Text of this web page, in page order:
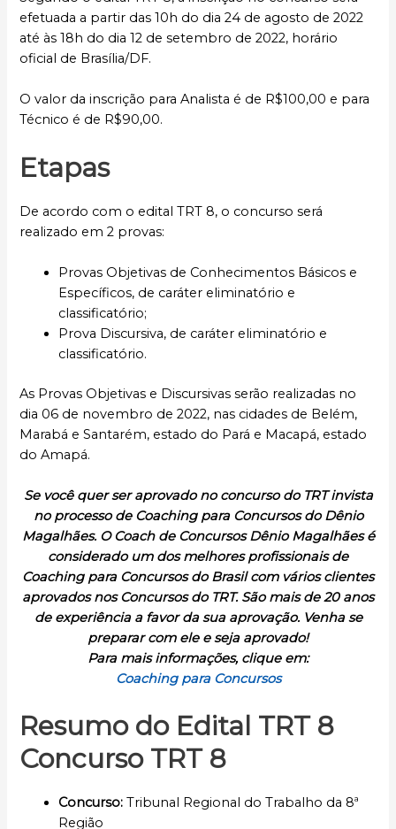
efetuada a partir das 10h do dia 24 de agosto de 2022
até às 18h do dia 12 de setembro de 2022, horário
oficial de Brasília/DF.
O valor da inscrição para Analista é de R$100,00 e para
Técnico é de R$90,00.
Etapas
De acordo com o edital TRT 8, o concurso será
realizado em 2 provas:
Provas Objetivas de Conhecimentos Básicos e
Específicos, de caráter eliminatório e
classificatório;
Prova Discursiva, de caráter eliminatório e
classificatório.
As Provas Objetivas e Discursivas serão realizadas no
dia 06 de novembro de 2022, nas cidades de Belém,
Marabá e Santarém, estado do Pará e Macapá, estado
do Amapá.
Se você quer ser aprovado no concurso do TRT invista
no processo de Coaching para Concursos do Dênio
Magalhães. O Coach de Concursos Dênio Magalhães é
considerado um dos melhores profissionais de
Coaching para Concursos do Brasil com vários clientes
aprovados nos Concursos do TRT. São mais de 20 anos
de experiência a favor da sua aprovação. Venha se
preparar com ele e seja aprovado!
Para mais informações, clique em:
Coaching para Concursos
Resumo do Edital TRT 8
Concurso TRT 8
Concurso:Tribunal Regional do Trabalho da 8ª
Região